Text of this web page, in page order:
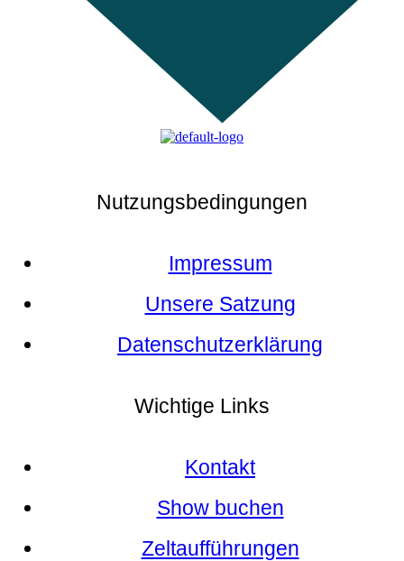
Nutzungsbedingungen
Impressum
Unsere Satzung
Datenschutzerklärung
Wichtige Links
Kontakt
Show buchen
Zeltaufführungen